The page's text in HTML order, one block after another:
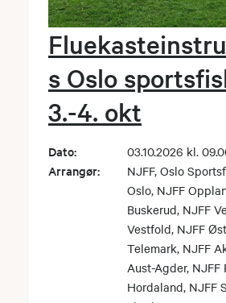
s Oslo
3.-4. okt
Dato: 03.10.2026 kl.
Arrangør:
NJFF, Oslo
Oslo, NJFF
Buskerud, NJFF
Vestfold, NJFF
Telemark, NJFF
Aust-Agder, NJFF
Hordaland, NJFF